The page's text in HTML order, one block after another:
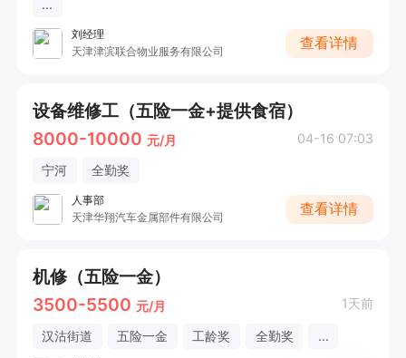
...
刘经理
天津津滨联合物业服务有限公司
查看详情
设备维修工（五险一金+提供食宿）
8000-10000 元/月 04-16 07:03
宁河 全勤奖
人事部
天津华翔汽车金属部件有限公司
查看详情
机修（五险一金）
3500-5500 元/月 1天前
汉沽街道 五险一金 工龄奖 全勤奖 ...